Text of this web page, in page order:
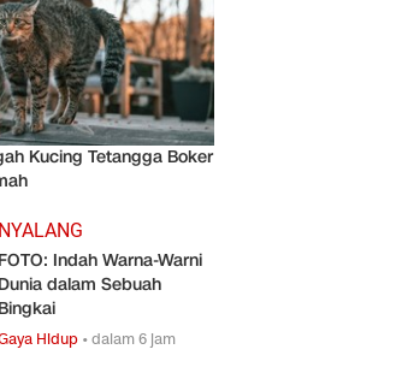
Kucing Tetangga Boker
NYALANG
FOTO: Indah Warna-Warni
Dunia dalam Sebuah
Bingkai
Hidup •dalam 6 jam